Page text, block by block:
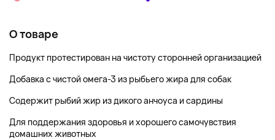
О товаре
Продукт протестирован на чистоту сторонней организацией
Добавка с чистой омега-3 из рыбьего жира для собак
Содержит рыбий жир из дикого анчоуса и сардины
Для поддержания здоровья и хорошего самочувствия
домашних животных